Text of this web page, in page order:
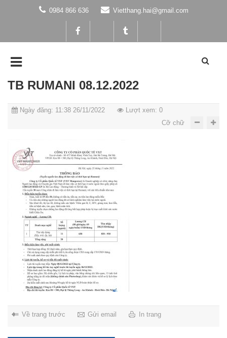
0984 866 636 Vietthang.hai@gmail.com
TB RUMANI 08.12.2022
Ngày đăng: 11:38 26/11/2022
Lượt xem: 0
Cỡ chữ
Về trang trước Gửi email In trang